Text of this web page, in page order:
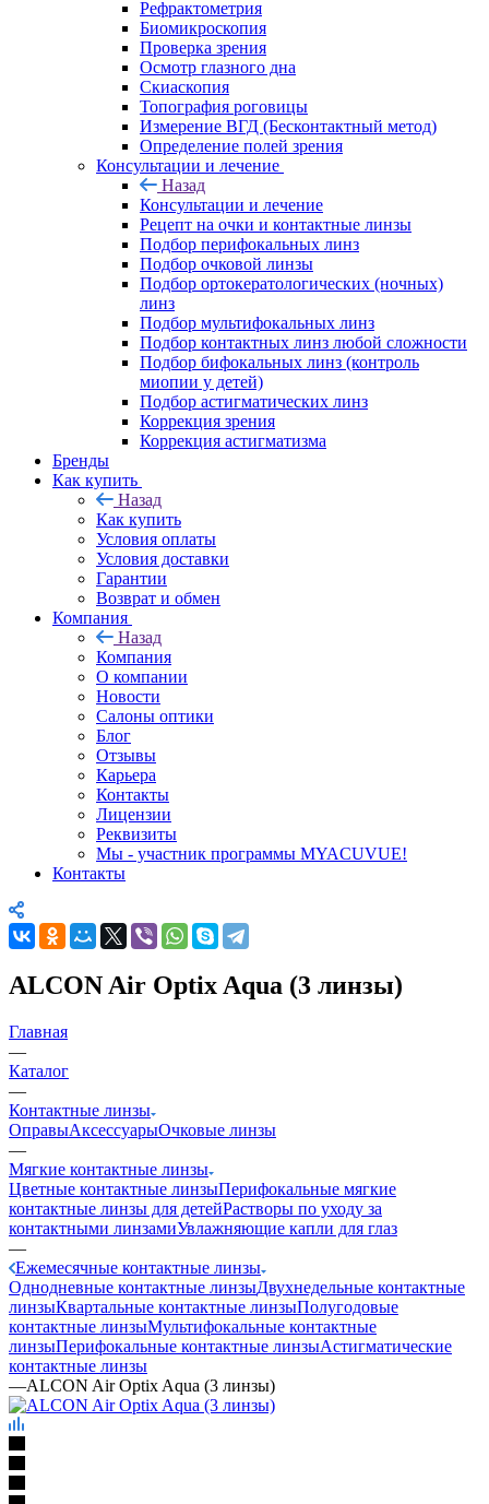
Рефрактометрия
Биомикроскопия
Проверка зрения
Осмотр глазного дна
Скиаскопия
Топография роговицы
Измерение ВГД (Бесконтактный метод)
Определение полей зрения
Консультации и лечение
Назад
Консультации и лечение
Рецепт на очки и контактные линзы
Подбор перифокальных линз
Подбор очковой линзы
Подбор ортокератологических (ночных)
линз
Подбор мультифокальных линз
Подбор контактных линз любой сложности
Подбор бифокальных линз (контроль
миопии у детей)
Подбор астигматических линз
Коррекция зрения
Коррекция астигматизма
Бренды
Как купить
Назад
Как купить
Условия оплаты
Условия доставки
Гарантии
Возврат и обмен
Компания
Назад
Компания
О компании
Новости
Салоны оптики
Блог
Отзывы
Карьера
Контакты
Лицензии
Реквизиты
Мы - участник программы MYACUVUE!
Контакты
ALCON Air Optix Aqua (3 линзы)
Главная
—
Каталог
—
Контактные линзы
ОправыАксессуарыОчковые линзы
—
Мягкие контактные линзы
Цветные контактные линзыПерифокальные мягкие
контактные линзы для детейРастворы по уходу за
контактными линзамиУвлажняющие капли для глаз
—
Ежемесячные контактные линзы
Однодневные контактные линзыДвухнедельные контактные
линзыКвартальные контактные линзыПолугодовые
контактные линзыМультифокальные контактные
линзыПерифокальные контактные линзыАстигматические
контактные линзы
—ALCON Air Optix Aqua (3 линзы)